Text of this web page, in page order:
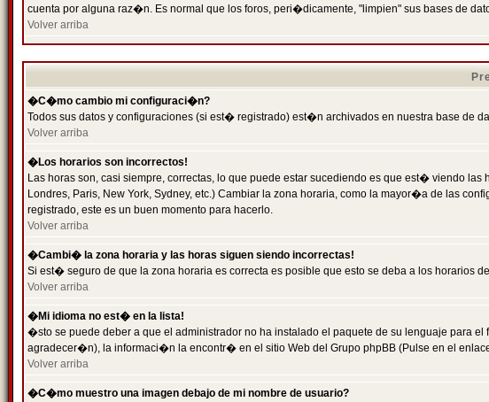
cuenta por alguna raz�n. Es normal que los foros, peri�dicamente, "limpien" sus bases de
Volver arriba
�C�mo cambio mi configuraci�n?
Todos sus datos y configuraciones (si est� registrado) est�n archivados en nuestra base de
Volver arriba
�Los horarios son incorrectos!
Las horas son, casi siempre, correctas, lo que puede estar sucediendo es que est� viendo
Londres, Paris, New York, Sydney, etc.) Cambiar la zona horaria, como la mayor�a de las
registrado, este es un buen momento para hacerlo.
Volver arriba
�Cambi� la zona horaria y las horas siguen siendo incorrectas!
Si est� seguro de que la zona horaria es correcta es posible que esto se deba a los horarios
Volver arriba
�Mi idioma no est� en la lista!
�sto se puede deber a que el administrador no ha instalado el paquete de su lenguaje para
agradecer�n), la informaci�n la encontr� en el sitio Web del Grupo phpBB (Pulse en el
Volver arriba
�C�mo muestro una imagen debajo de mi nombre de usuario?